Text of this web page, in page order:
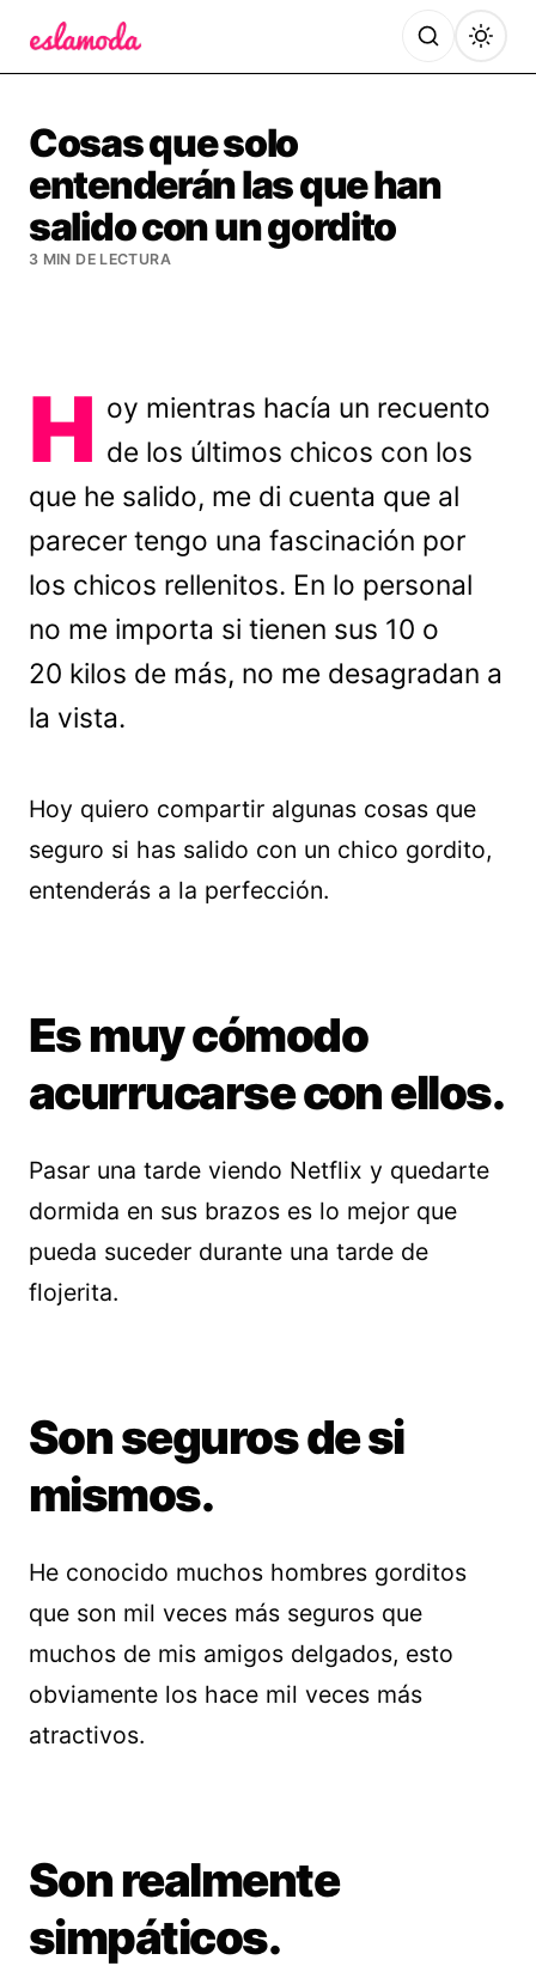
Cosas que solo
entenderán las que han
salido con un gordito
3 MIN DE LECTURA
H oy mientras hacía un recuento
de los últimos chicos con los
que he salido, me di cuenta que al
parecer tengo una fascinación por
los chicos rellenitos. En lo personal
no me importa si tienen sus 10 o
20 kilos de más, no me desagradan a
la vista.
Hoy quiero compartir algunas cosas que
seguro si has salido con un chico gordito,
entenderás a la perfección.
Es muy cómodo
acurrucarse con ellos.
Pasar una tarde viendo Netflix y quedarte
dormida en sus brazos es lo mejor que
pueda suceder durante una tarde de
flojerita.
Son seguros de si
mismos.
He conocido muchos hombres gorditos
que son mil veces más seguros que
muchos de mis amigos delgados, esto
obviamente los hace mil veces más
atractivos.
Son realmente
simpáticos.